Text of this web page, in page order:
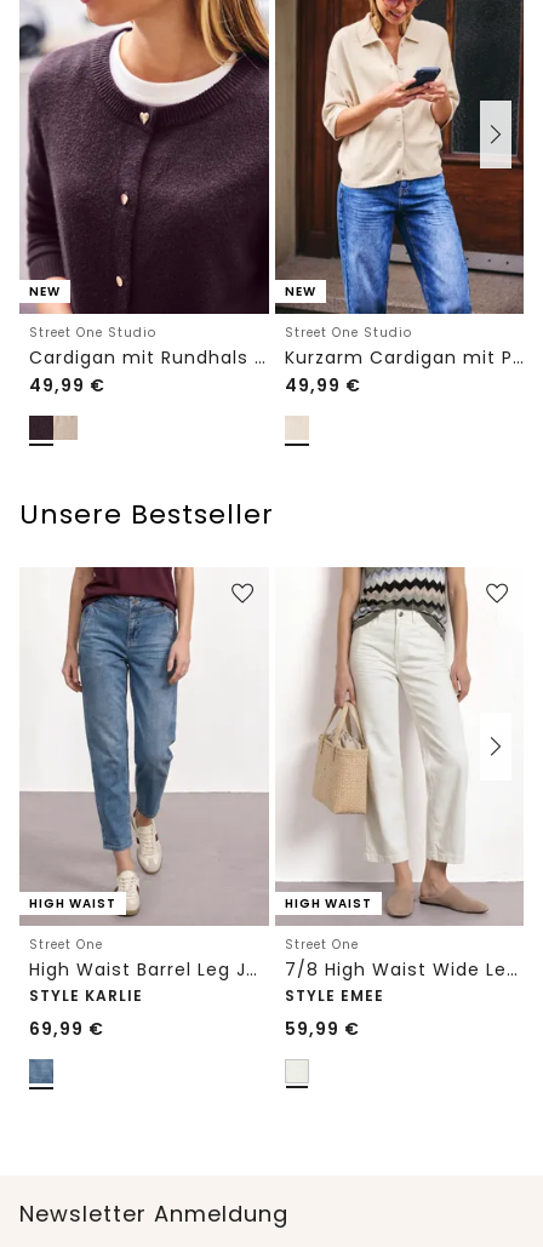
NEW
Street One Studio
Cardigan mit Rundhals und Knöpfen
49,99 €
NEW
Street One Studio
Kurzarm Cardigan mit Polokragen
49,99 €
Unsere Bestseller
HIGH WAIST
Street One
High Waist Barrel Leg Jeans im Loose Fit
STYLE KARLIE
69,99 €
HIGH WAIST
Street One
7/8 High Waist Wide Leg Jeans im Loose Fit
STYLE EMEE
59,99 €
Newsletter Anmeldung